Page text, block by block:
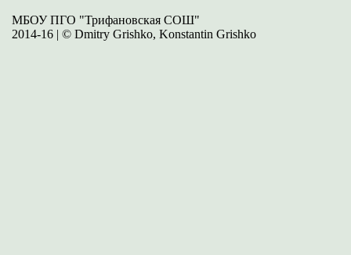
МБОУ ПГО "Трифановская СОШ"
2014-16 | © Dmitry Grishko, Konstantin Grishko